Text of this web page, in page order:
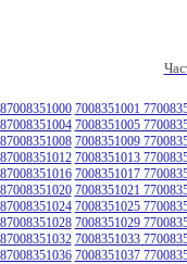
7008351001
7008351005
7008351009
7008351013
7008351017
7008351021
7008351025
7008351029
7008351033
7008351037